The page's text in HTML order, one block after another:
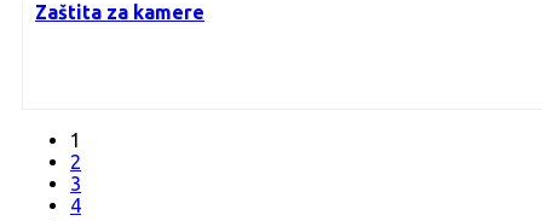
Zaštita za kamere
1
2
3
4